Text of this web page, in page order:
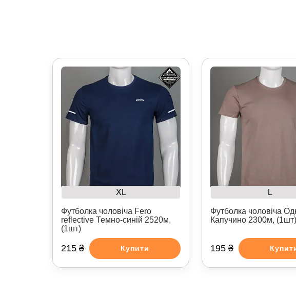
XL
Футболка чоловіча Fero
reflective Темно-синій 2520м,
(1шт)
215 ₴ Купити
L
Футболка чоловіча
Капучино 2300м, (1шт)
195 ₴